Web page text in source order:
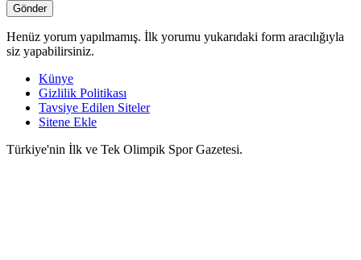
Henüz yorum yapılmamış. İlk yorumu yukarıdaki form aracılığıyla
siz yapabilirsiniz.
Künye
Gizlilik Politikası
Tavsiye Edilen Siteler
Sitene Ekle
Türkiye'nin İlk ve Tek Olimpik Spor Gazetesi.